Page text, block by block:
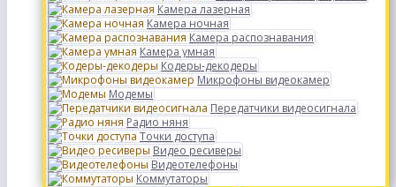
Камера лазерная
Камера ночная
Камера распознавания
Камера умная
Кодеры-декодеры
Микрофоны видеокамер
Модемы
Передатчики видеосигнала
Радио няня
Точки доступа
Видео ресиверы
Видеотелефоны
Коммутаторы